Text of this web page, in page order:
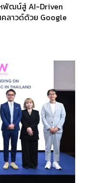
หพัฒน์สู่ AI-Driven
ลาวด์ด้วย Google